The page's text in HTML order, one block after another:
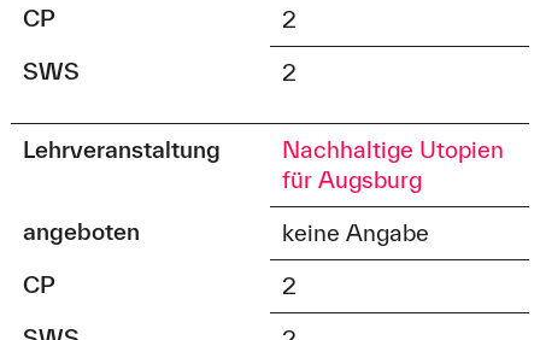
CP
2
SWS
2
Lehrveranstaltung
Nachhaltige Utopien
für Augsburg
angeboten
keine Angabe
CP
2